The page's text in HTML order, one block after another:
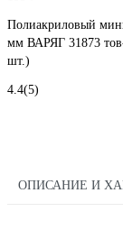
Полиакриловый
мм ВАРЯГ 31873
шт.)
4.4(5)
ОПИСАНИЕ И